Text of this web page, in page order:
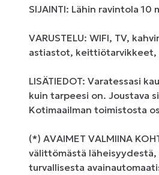
SIJAINTI: Lähin ravintola
VARUSTELU: WIFI, TV,
astiastot, keittiötarvikkeet,
LISÄTIEDOT: Varatessasi
kuin tarpeesi on. Joustava
Kotimaailman toimistosta
(*) AVAIMET VALMIINA
välittömästä
turvallisesta